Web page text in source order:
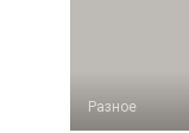
Разное